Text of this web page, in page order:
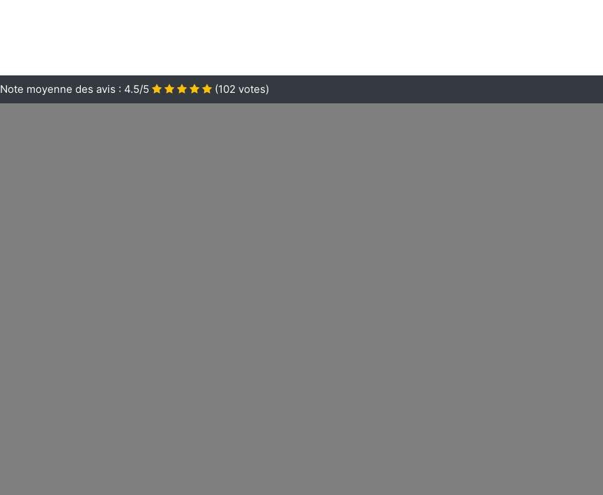
Note moyenne des avis : 4.5/5 (102 votes)